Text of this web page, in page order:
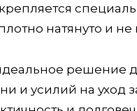
натянуто и
решение
и усилий на уход